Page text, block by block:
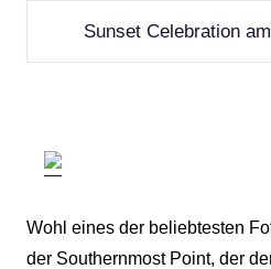
Sunset Celebration
Wohl eines der beliebtesten
der Southernmost Point, der